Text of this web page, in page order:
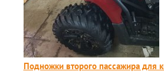
Подножки второго пассажира для